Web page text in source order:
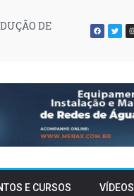
DE
E CURSOS VÍDEOS